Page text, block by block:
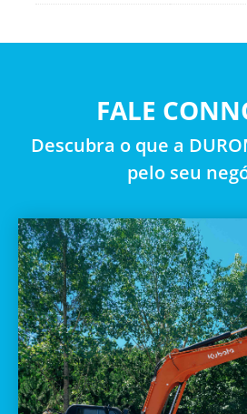
FALE
Descubra o que a
pelo seu